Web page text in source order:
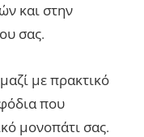
και στην
σας.
με πρακτικό
που
μονοπάτι σας.